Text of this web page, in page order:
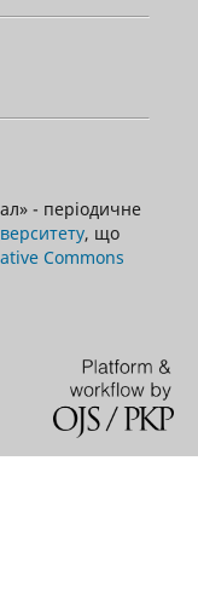
- періодичне
, що
Commons